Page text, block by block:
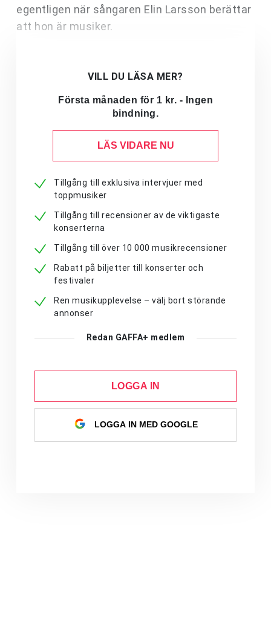
egentligen när sångaren Elin Larsson berättar
att hon är musiker.
VILL DU LÄSA MER?
Första månaden för 1 kr. - Ingen
bindning.
LÄS VIDARE NU
Tillgång till exklusiva intervjuer med
toppmusiker
Tillgång till recensioner av de viktigaste
konserterna
Tillgång till över 10 000 musikrecensioner
Rabatt på biljetter till konserter och
festivaler
Ren musikupplevelse – välj bort störande
annonser
Redan GAFFA+ medlem
LOGGA IN
LOGGA IN MED GOOGLE